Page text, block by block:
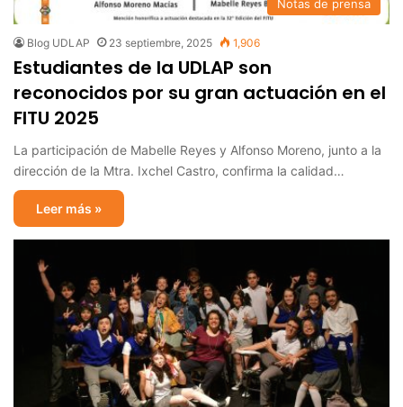
Notas de prensa
Blog UDLAP 23 septiembre, 2025 1,906
Estudiantes de la UDLAP son
reconocidos por su gran actuación en el
FITU 2025
La participación de Mabelle Reyes y Alfonso Moreno, junto a la
dirección de la Mtra. Ixchel Castro, confirma la calidad…
Leer más »